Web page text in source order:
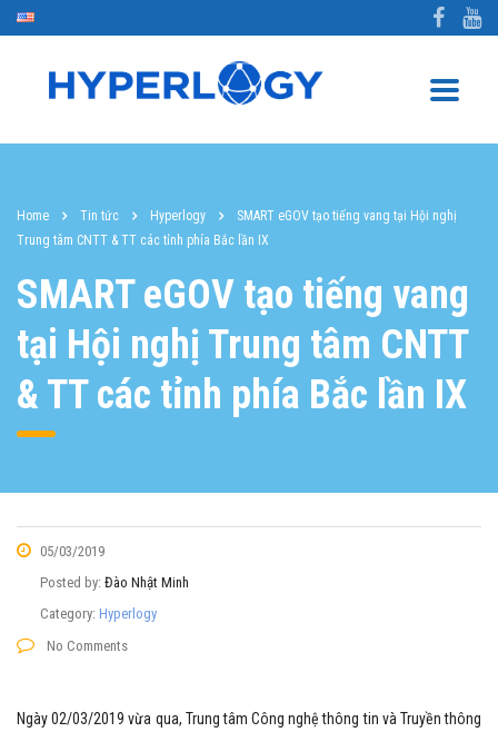
Home Tin tức Hyperlogy
SMART eGOV tạo tiếng vang tại Hội nghị
Trung tâm CNTT & TT các tỉnh phía Bắc lần IX
SMART eGOV tạo tiếng vang
tại Hội nghị Trung tâm CNTT
& TT các tỉnh phía Bắc lần IX
05/03/2019
Posted by: Đào Nhật Minh
Category: Hyperlogy
No Comments
Ngày 02/03/2019 vừa qua, Trung tâm Công nghệ thông tin và Truyền thông